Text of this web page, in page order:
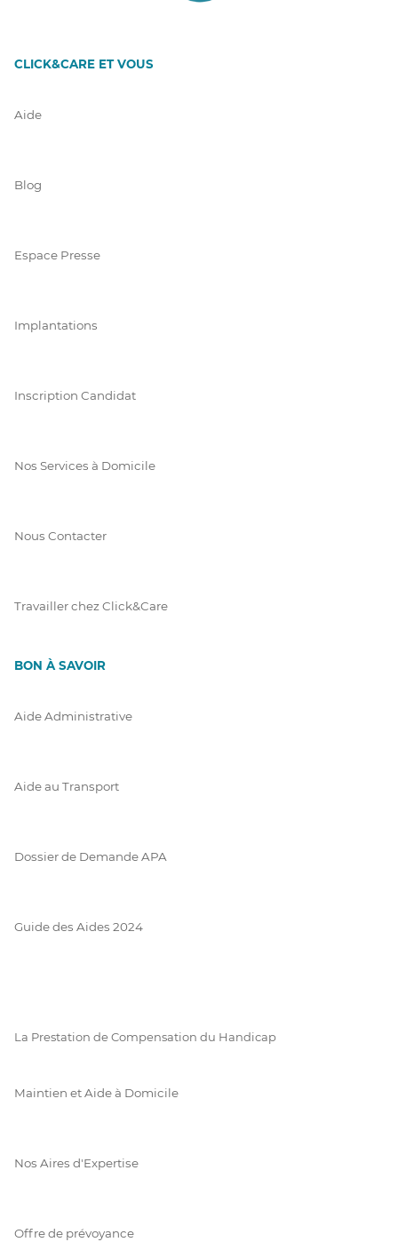
CLICK&CARE ET VOUS
Aide
Blog
Espace Presse
Implantations
Inscription Candidat
Nos Services à Domicile
Nous Contacter
Travailler chez Click&Care
BON À SAVOIR
Aide Administrative
Aide au Transport
Dossier de Demande APA
Guide des Aides 2024
La Prestation de Compensation du Handicap
Maintien et Aide à Domicile
Nos Aires d'Expertise
Offre de prévoyance